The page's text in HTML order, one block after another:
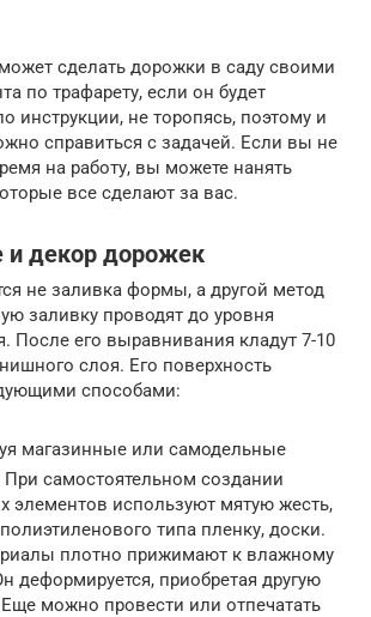
сделать дорожки в саду своими
по трафарету, если он будет
инструкции, не торопясь, поэтому и
справиться с задачей. Если вы не
на работу, вы можете нанять
все сделают за вас.
декор дорожек
не заливка формы, а другой метод
заливку проводят до уровня
После его выравнивания кладут 7-10
слоя. Его поверхность
способами:
магазинные или самодельные
самостоятельном создании
элементов используют мятую жесть,
типа пленку, доски.
плотно прижимают к влажному
деформируется, приобретая другую
Еще можно провести или отпечатать